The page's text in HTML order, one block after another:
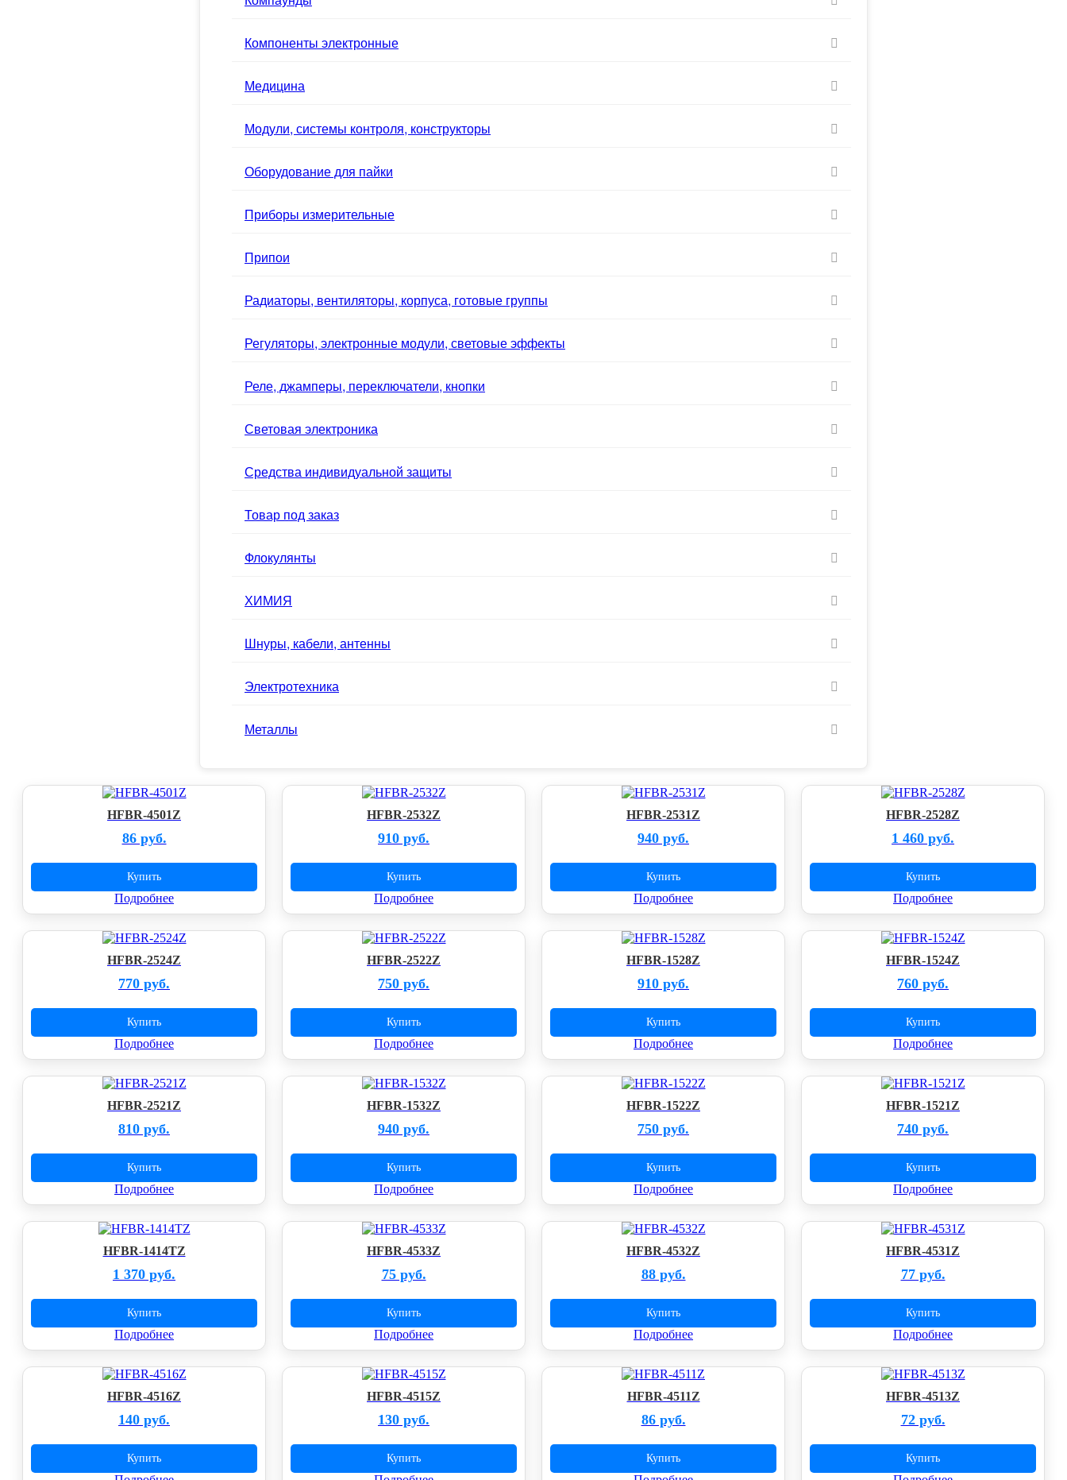
Компоненты электронные
Медицина
Модули, системы контроля, конструкторы
Оборудование для пайки
Приборы измерительные
Припои
Радиаторы, вентиляторы, корпуса, готовые группы
Регуляторы, электронные модули, световые эффекты
Реле, джамперы, переключатели, кнопки
Световая электроника
Средства индивидуальной защиты
Товар под заказ
Флокулянты
ХИМИЯ
Шнуры, кабели, антенны
Электротехника
Металлы
HFBR-4501Z
86 руб.
Купить
Подробнее
HFBR-2532Z
910 руб.
Купить
Подробнее
HFBR-2531Z
940 руб.
Купить
Подробнее
HFBR-2528Z
1 460 руб.
Купить
Подробнее
HFBR-2524Z
770 руб.
Купить
Подробнее
HFBR-2522Z
750 руб.
Купить
Подробнее
HFBR-1528Z
910 руб.
Купить
Подробнее
HFBR-1524Z
760 руб.
Купить
Подробнее
HFBR-2521Z
810 руб.
Купить
Подробнее
HFBR-1532Z
940 руб.
Купить
Подробнее
HFBR-1522Z
750 руб.
Купить
Подробнее
HFBR-1521Z
740 руб.
Купить
Подробнее
HFBR-1414TZ
1 370 руб.
Купить
Подробнее
HFBR-4533Z
75 руб.
Купить
Подробнее
HFBR-4532Z
88 руб.
Купить
Подробнее
HFBR-4531Z
77 руб.
Купить
Подробнее
HFBR-4516Z
140 руб.
Купить
HFBR-4515Z
130 руб.
Купить
HFBR-4511Z
86 руб.
Купить
HFBR-4513Z
72 руб.
Купить